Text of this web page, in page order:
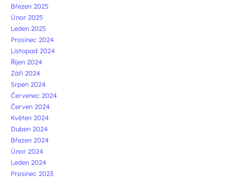
Březen 2025
Únor 2025
Leden 2025
Prosinec 2024
Listopad 2024
Říjen 2024
Září 2024
Srpen 2024
Červenec 2024
Červen 2024
Květen 2024
Duben 2024
Březen 2024
Únor 2024
Leden 2024
Prosinec 2023